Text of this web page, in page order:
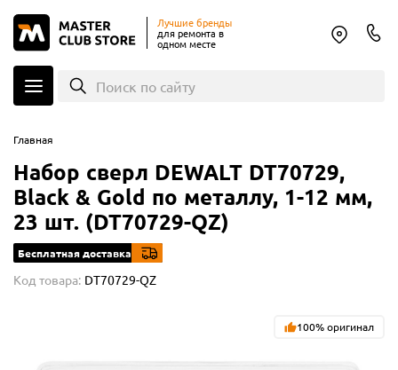
Лучшие бренды
для ремонта в
одном месте
Поиск по сайту
Главная
Набор сверл DEWALT DT70729,
Black & Gold по металлу, 1-12 мм,
23 шт. (DT70729-QZ)
Бесплатная доставка
Код товара: DT70729-QZ
100% оригинал